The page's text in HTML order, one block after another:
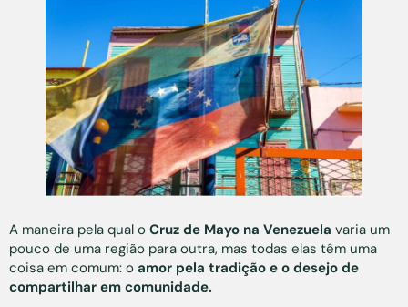
A maneira pela qual o Cruz de Mayo na Venezuela varia um
pouco de uma região para outra, mas todas elas têm uma
coisa em comum: o amor pela tradição e o desejo de
compartilhar em comunidade.